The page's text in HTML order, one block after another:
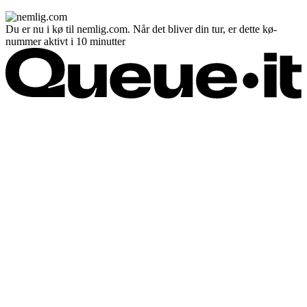
Du er nu i kø til nemlig.com. Når det bliver din tur, er dette kø-
nummer aktivt i 10 minutter